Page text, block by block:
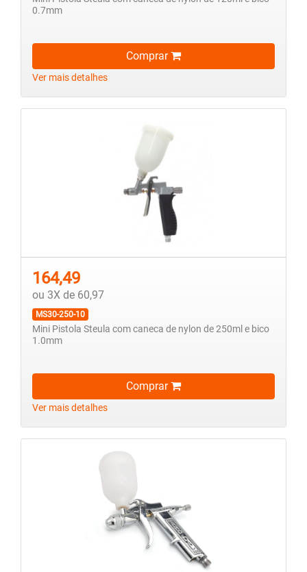
0.7mm
Comprar
Ver mais detalhes
164,49
ou 3X de 60,97
MS30-250-10
Mini Pistola Steula com caneca de nylon de 250ml e bico
1.0mm
Comprar
Ver mais detalhes